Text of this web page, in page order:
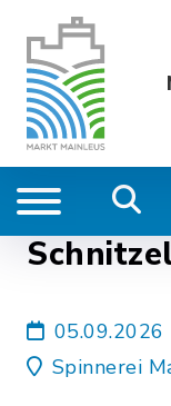
05.09.2026
Spinnerei